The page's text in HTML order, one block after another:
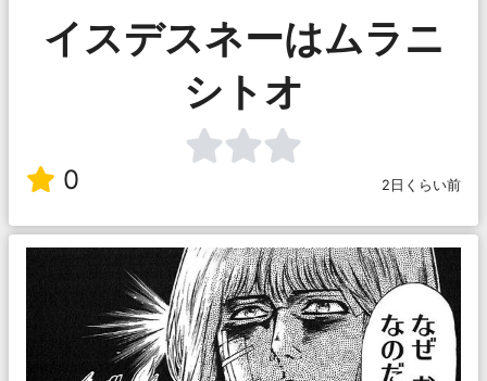
イスデスネーはムラニ
シトオ
0 2日くらい前